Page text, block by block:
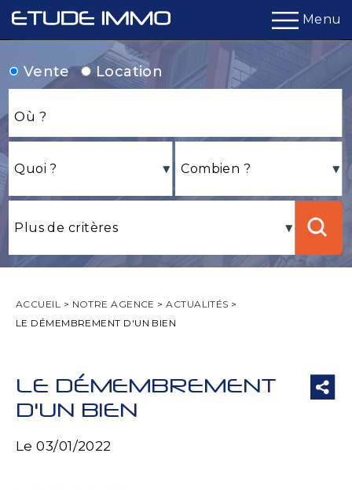
Menu
Vente Location
ACCUEIL > NOTRE AGENCE >ACTUALITÉS >
LE DÉMEMBREMENT D'UN BIEN
LE DÉMEMBREMENT
D'UN BIEN
Le 03/01/2022